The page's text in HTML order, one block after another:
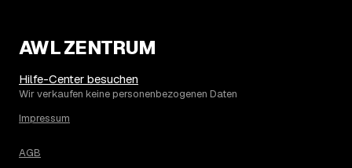
Die Spanne ergibt sich vor allem aus Menge und
eher am unteren Ende, eine voll möblierte Wohnung mit
Etage ohne Aufzug oder viel Sperrmüll eher am oberen.
Sondermüllanteil verschieben den Endpreis. Den genauen
kostenlosen Einschätzung.
AWL ZENTRUM
Hilfe-Center besuchen
Wir verkaufen keine personenbezogenen Daten
Impressum
AGB